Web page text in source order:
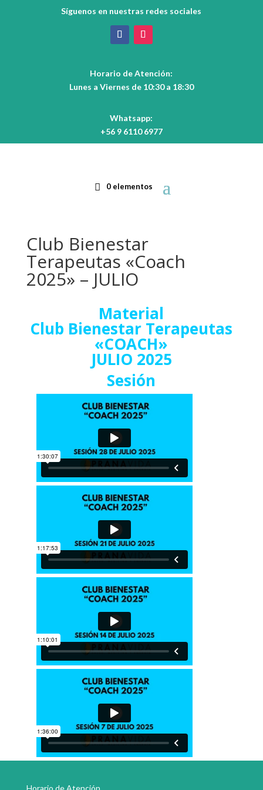
Síguenos en nuestras redes sociales
Horario de Atención:
Lunes a Viernes de 10:30 a 18:30
Whatsapp:
+56 9 6110 6977
0 elementos
Club Bienestar
Terapeutas «Coach
2025» – JULIO
Material
Club Bienestar Terapeutas
«COACH»
JULIO 2025
Sesión
Horario de Atención